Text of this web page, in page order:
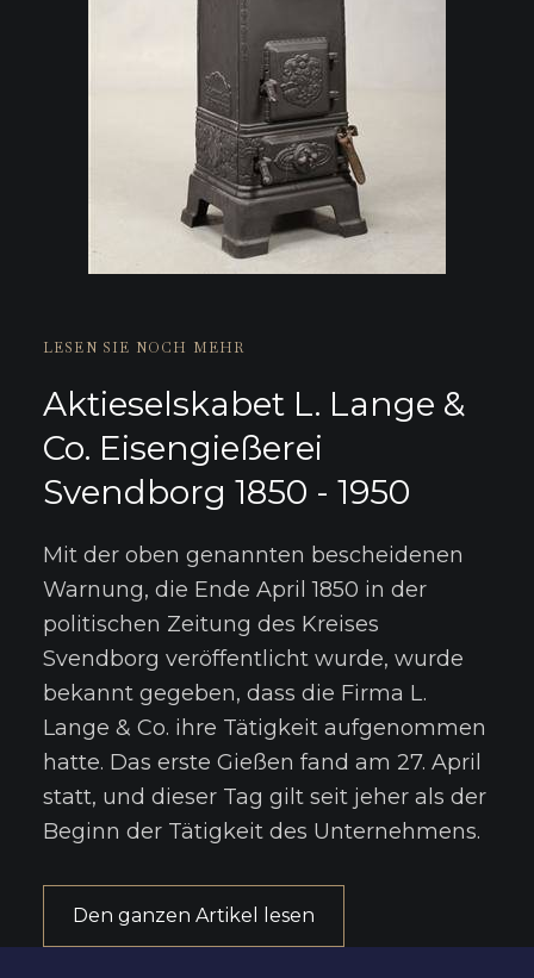
LESEN SIE NOCH MEHR
Aktieselskabet L. Lange &
Co. Eisengießerei
Svendborg 1850 - 1950
Mit der oben genannten bescheidenen
Warnung, die Ende April 1850 in der
politischen Zeitung des Kreises
Svendborg veröffentlicht wurde, wurde
bekannt gegeben, dass die Firma L.
Lange & Co. ihre Tätigkeit aufgenommen
hatte. Das erste Gießen fand am 27. April
statt, und dieser Tag gilt seit jeher als der
Beginn der Tätigkeit des Unternehmens.
Den ganzen Artikel lesen